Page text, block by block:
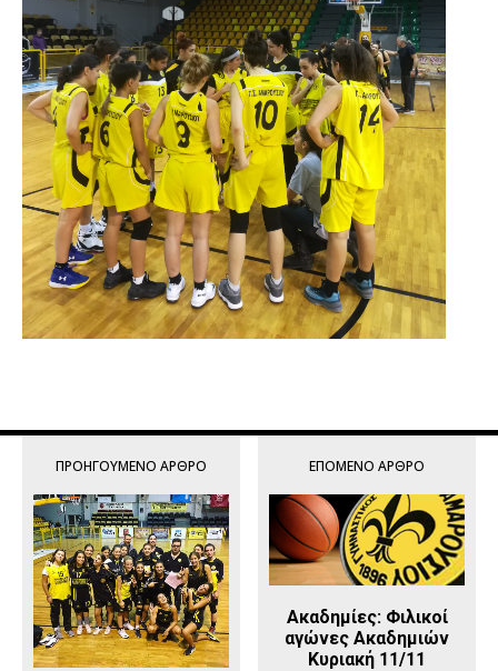
ΠΡΟΗΓΟΎΜΕΝΟ ΆΡΘΡΟ ΕΠΌΜΕΝΟ ΆΡΘΡΟ
Ακαδημίες: Φιλικοί
αγώνες Ακαδημιών
Κυριακή 11/11